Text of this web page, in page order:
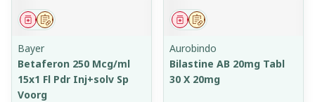
Op voorschrift
Geneesmiddel
Bayer
Betaferon 250 Mcg/ml
15x1 Fl Pdr Inj+solv Sp
Voorg
Op voorschrift
Geneesmiddel
Aurobindo
Bilastine AB 20mg Tabl
30 X 20mg